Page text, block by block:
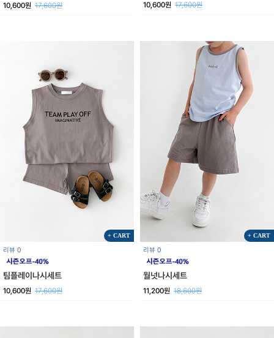
10,600원 17,600원 10,600원 17,600원
+ CART
리뷰 0
팀플레이나시세트
10,600원 17,600원
+ CART
리뷰 0
월넛나시세트
11,200원 18,600원